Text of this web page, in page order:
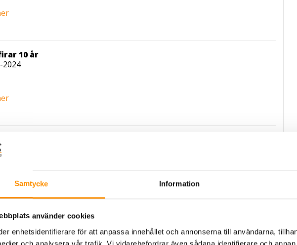
Samtycke Information
använder cookies
enhetsidentifierare för att anpassa innehållet och annonserna till användarna,
10 år
2024